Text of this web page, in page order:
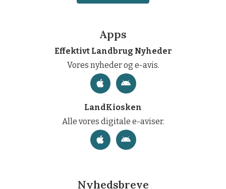
Apps
Effektivt Landbrug Nyheder
Vores nyheder og e-avis.
LandKiosken
Alle vores digitale e-aviser.
Nyhedsbreve